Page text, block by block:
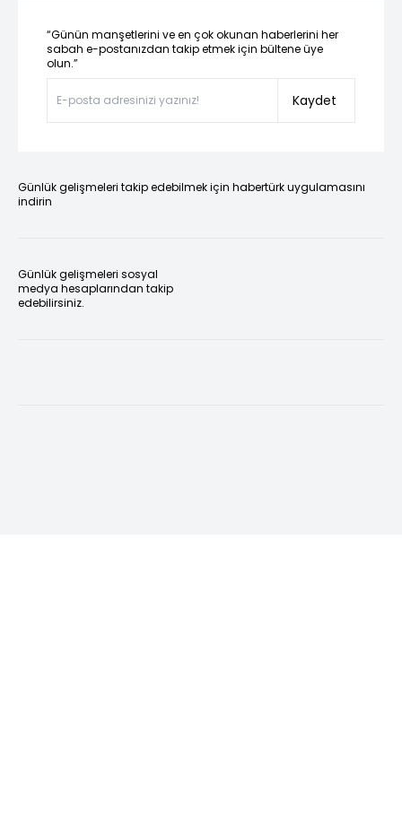
“Günün manşetlerini ve en çok okunan haberlerini her
sabah e-postanızdan takip etmek için bültene üye
olun.”
Kaydet
Günlük gelişmeleri takip edebilmek için habertürk uygulamasını
indirin
Günlük gelişmeleri sosyal
medya hesaplarından takip
edebilirsiniz.